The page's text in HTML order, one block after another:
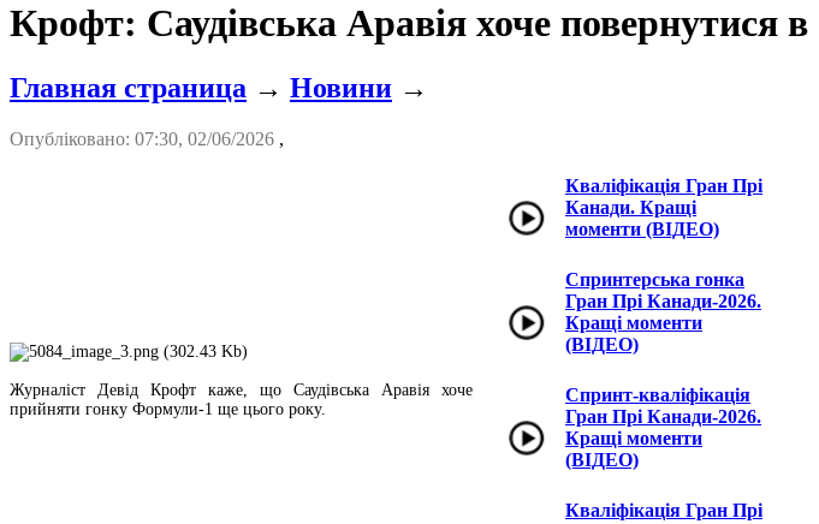
Крофт: Саудівська Аравія хоче повернутися
Главная страница → Новини →
Опубліковано: 07:30, 02/06/2026 ,
Журналіст Девід Крофт каже, що Саудівська Аравія хоче
прийняти гонку Формули-1 ще цього року.
Кваліфікація Гран Прі
Канади. Кращі
моменти (ВІДЕО)
Спринтерська гонка
Гран Прі Канади-2026.
Кращі моменти
(ВІДЕО)
Спринт-кваліфікація
Гран Прі Канади-2026.
Кращі моменти
(ВІДЕО)
Кваліфікація Гран Прі